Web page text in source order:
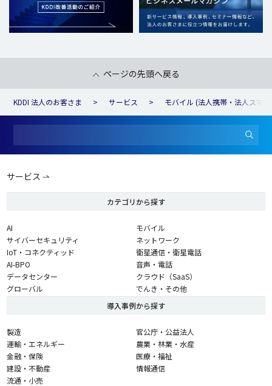
ページの先頭へ戻る
KDDI 法人のお客さま サービス モバイル (法人携帯・法人スマ
サービス
カテゴリから探す
AI
サイバーセキュリティ
IoT・コネクティッド
AI-BPO
データセンター
グローバル
モバイル
ネットワーク
衛星通信・衛星電話
音声・電話
クラウド（SaaS）
でんき・その他
導入事例から探す
製造
運輸・エネルギー
金融・保険
建設・不動産
流通・小売
官公庁・公益法人
農業・林業・水産
医療・福祉
情報通信